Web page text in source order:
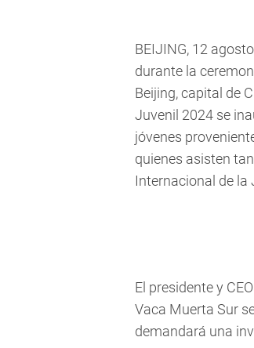
BEIJING, 12
durante la
Beijing, capital de
Juvenil 2024 se
jóvenes
quienes asisten
Internacional de la
El presidente y
Vaca Muerta Sur
demandará una